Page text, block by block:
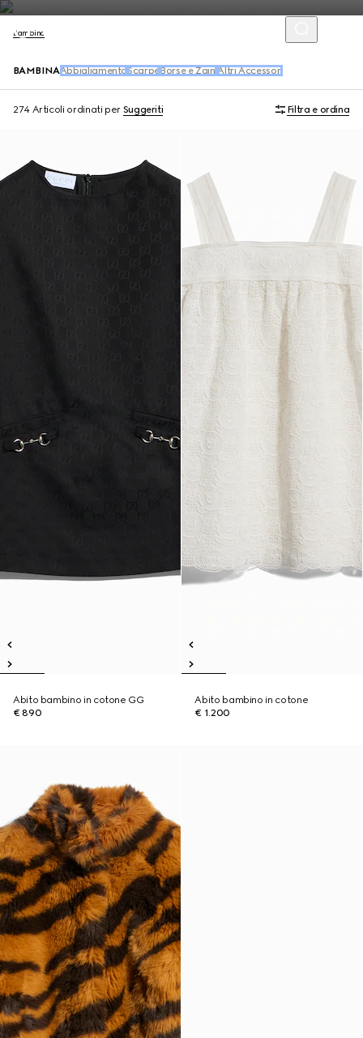
Bambino
BAMBINAAbbigliamento Scarpe Borse e Zaini Altri Accessori
274 Articoli ordinati per Suggeriti Filtra e ordina
Abito bambino in cotone GG
€ 890
Abito bambino in cotone
€ 1.200